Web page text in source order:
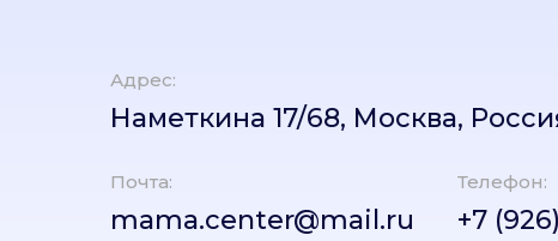
Адрес:
Почта: Телефон:
Наметкина 17/68, Москва,
mama.center@mail.ru +7